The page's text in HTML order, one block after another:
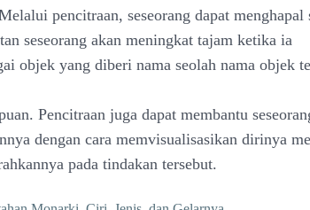
pencitraan, seseorang dapat menghapal
seseorang akan meningkat tajam ketika ia
objek yang diberi nama seolah nama objek
Pencitraan juga dapat membantu
dengan cara memvisualisasikan dirinya
pada tindakan tersebut.